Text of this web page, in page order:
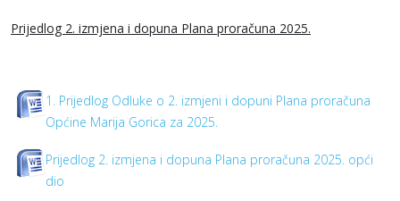
Prijedlog 2. izmjena i dopuna Plana proračuna 2025.
1. Prijedlog Odluke o 2. izmjeni i dopuni Plana proračuna
Općine Marija Gorica za 2025.
Prijedlog 2. izmjena i dopuna Plana proračuna 2025. opći
dio